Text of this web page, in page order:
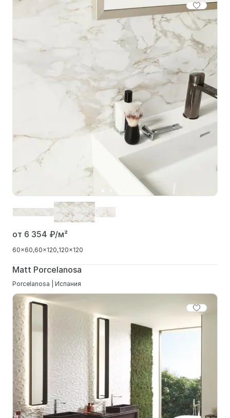
от 6 354 ₽/м²
60x60 60x120 120x120
Matt Porcelanosa
Porcelanosa | Испания